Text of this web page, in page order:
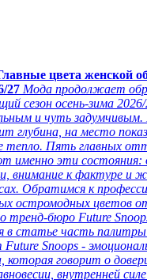
цвета женской
27 Мода продолжает
сезон осень-зима
и чуть задумчивым.
глубина, на место
тепло. Пять главных
именно эти состояния:
внимание к фактуре и
Обратимся к
остромодных цветов
тренд-бюро Future
в статье часть палитры
Snoops -
которая говорит о
внутренней